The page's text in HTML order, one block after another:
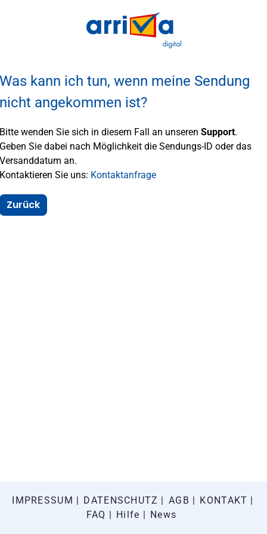
Was kann ich tun, wenn meine Sendung
nicht angekommen ist?
Bitte wenden Sie sich in diesem Fall an unseren Support.
Geben Sie dabei nach Möglichkeit die Sendungs-ID oder das
Versanddatum an.
Kontaktieren Sie uns: Kontaktanfrage
Zurück
IMPRESSUM DATENSCHUTZ AGB
KONTAKT
FAQ
Hilfe News